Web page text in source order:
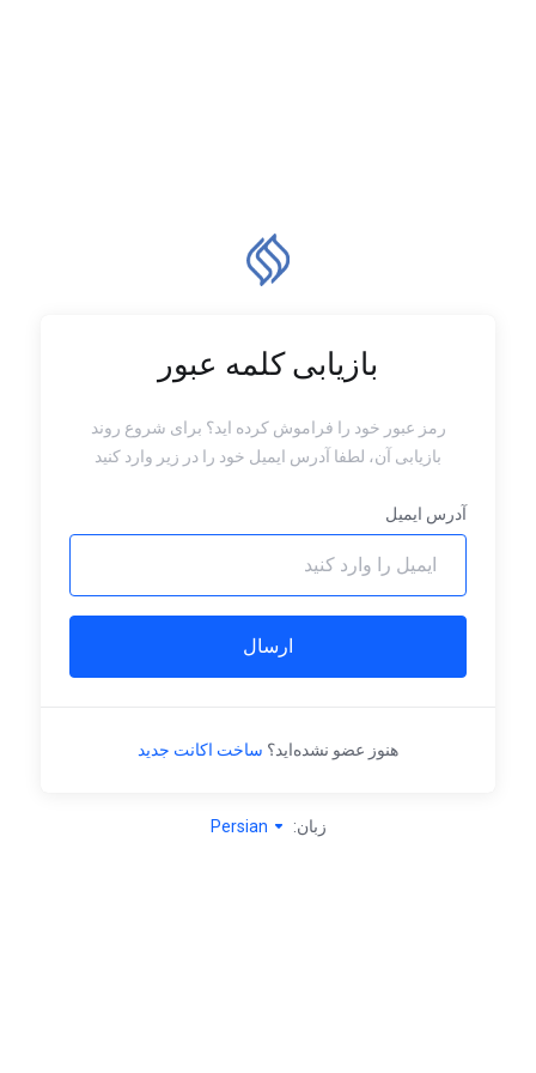
بازیابی کلمه عبور
رمز عبور خود را فراموش کرده اید؟ برای شروع روند
بازیابی آن، لطفا آدرس ایمیل خود را در زیر وارد کنید
آدرس ایمیل
ارسال
هنوز عضو نشده‌اید؟ ساخت اکانت جدید
زبان: Persian